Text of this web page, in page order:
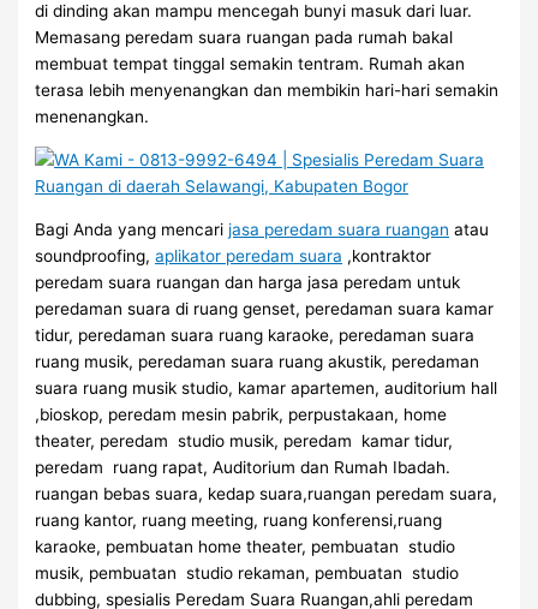
di dinding akan mampu mencegah bunyi masuk dari luar.
Memasang peredam suara ruangan pada rumah bakal
membuat tempat tinggal semakin tentram. Rumah akan
terasa lebih menyenangkan dan membikin hari-hari semakin
menenangkan.
Bagi Anda yang mencarijasa peredam suara ruangan atau
soundproofing,aplikator peredam suara ,kontraktor
peredam suara ruangan dan harga jasa peredam untuk
peredaman suara di ruang genset, peredaman suara kamar
tidur, peredaman suara ruang karaoke, peredaman suara
ruang musik, peredaman suara ruang akustik, peredaman
suara ruang musik studio, kamar apartemen, auditorium hall
,bioskop, peredam mesin pabrik, perpustakaan, home
theater, peredam studio musik, peredam kamar tidur,
peredam ruang rapat, Auditorium dan Rumah Ibadah.
ruangan bebas suara, kedap suara,ruangan peredam suara,
ruang kantor, ruang meeting, ruang konferensi,ruang
karaoke, pembuatan home theater, pembuatan studio
musik, pembuatan studio rekaman, pembuatan studio
dubbing, spesialis Peredam Suara Ruangan,ahli peredam